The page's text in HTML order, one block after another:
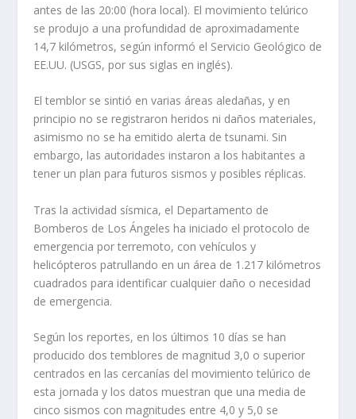
antes de las 20:00 (hora local). El movimiento telúrico
se produjo a una profundidad de aproximadamente
14,7 kilómetros, según informó el Servicio Geológico de
EE.UU. (USGS, por sus siglas en inglés).
El temblor se sintió en varias áreas aledañas, y en
principio no se registraron heridos ni daños materiales,
asimismo no se ha emitido alerta de tsunami. Sin
embargo, las autoridades instaron a los habitantes a
tener un plan para futuros sismos y posibles réplicas.
Tras la actividad sísmica, el Departamento de
Bomberos de Los Ángeles ha iniciado el protocolo de
emergencia por terremoto, con vehículos y
helicópteros patrullando en un área de 1.217 kilómetros
cuadrados para identificar cualquier daño o necesidad
de emergencia.
Según los reportes, en los últimos 10 días se han
producido dos temblores de magnitud 3,0 o superior
centrados en las cercanías del movimiento telúrico de
esta jornada y los datos muestran que una media de
cinco sismos con magnitudes entre 4,0 y 5,0 se